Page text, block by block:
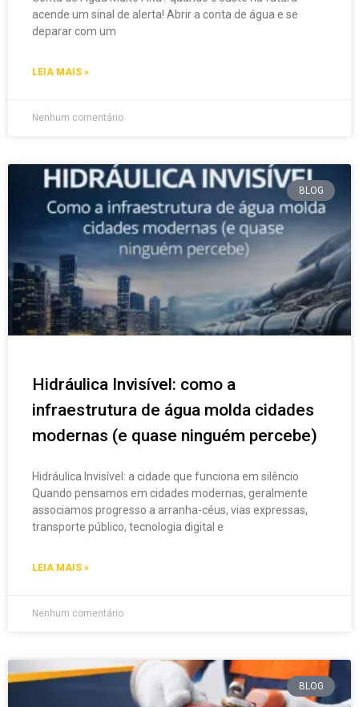
acende um sinal de alerta! Abrir a conta de água e se
deparar com um
LEIA MAIS »
Nenhum comentário
BLOG
Hidráulica Invisível: como a
infraestrutura de água molda cidades
modernas (e quase ninguém percebe)
Hidráulica Invisível: a cidade que funciona em silêncio
Quando pensamos em cidades modernas, geralmente
associamos progresso a arranha-céus, vias expressas,
transporte público, tecnologia digital e
LEIA MAIS »
Nenhum comentário
BLOG